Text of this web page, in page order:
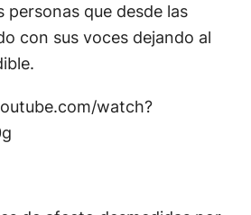
que desde las
con sus voces dejando al
watch?